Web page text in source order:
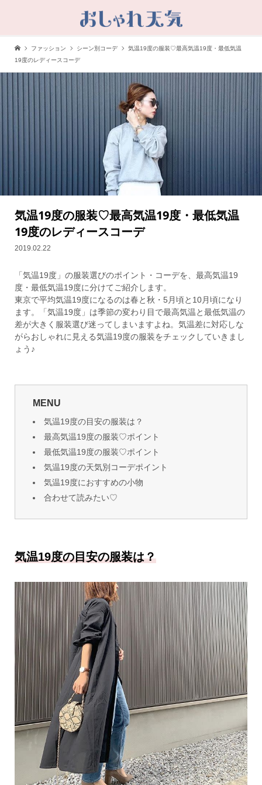
ファッション シーン別コーデ
気温19度の服装♡最高気温19度・最低気温
19度のレディースコーデ
気温19度の服装♡最高気温19度・最低気温
19度のレディースコーデ
2019.02.22
「気温19度」の服装選びのポイント・コーデを、最高気温19
度・最低気温19度に分けてご紹介します。
東京で平均気温19度になるのは春と秋・5月頃と10月頃になり
ます。「気温19度」は季節の変わり目で最高気温と最低気温の
差が大きく服装選び迷ってしまいますよね。気温差に対応しな
がらおしゃれに見える気温19度の服装をチェックしていきまし
ょう♪
MENU
気温19度の目安の服装は？
最高気温19度の服装♡ポイント
最低気温19度の服装♡ポイント
気温19度の天気別コーデポイント
気温19度におすすめの小物
合わせて読みたい♡
気温19度の目安の服装は？